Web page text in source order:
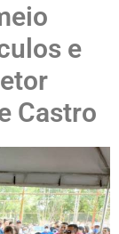
e
Castro